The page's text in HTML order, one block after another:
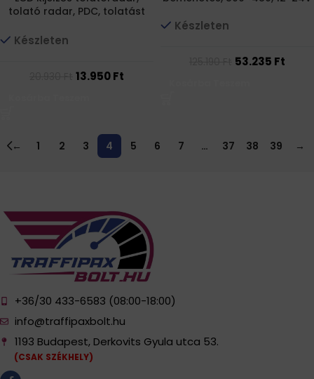
tolató radar, PDC, tolatást
szenzorral
Készleten
13.950Ft
Készleten
53.235 Ft
← 1 2 3 4 5 6 7 … 37 38 39 →
+36/30 433-6583 (08:00-18:00)
info@traffipaxbolt.hu
1193 Budapest, Derkovits Gyula utca 53.
(CSAK SZÉKHELY)